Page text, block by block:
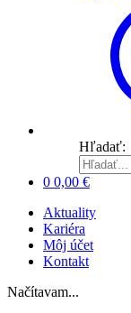
Hľadať:
0 0,00 €
Aktuality
Kariéra
Môj účet
Kontakt
Načítavam...